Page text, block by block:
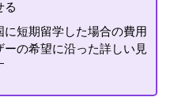
る
に短期留学した場合の費用
ーの希望に沿った詳しい見